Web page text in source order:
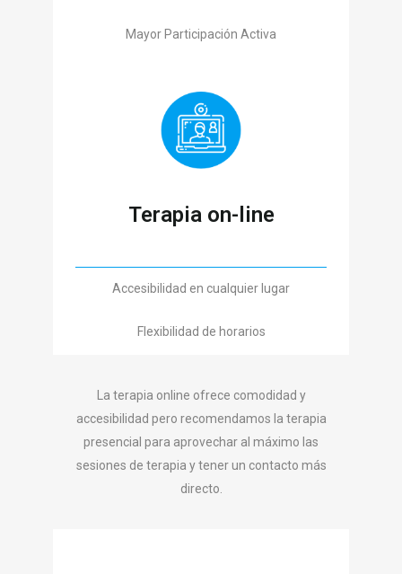
Mayor Participación Activa
Terapia on-line
Accesibilidad en cualquier lugar
Flexibilidad de horarios
La terapia online ofrece comodidad y
accesibilidad pero recomendamos la terapia
presencial para aprovechar al máximo las
sesiones de terapia y tener un contacto más
directo.